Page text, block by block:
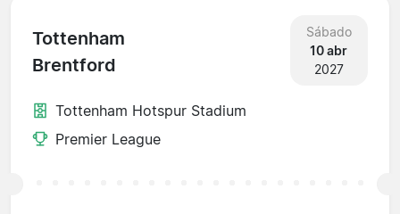
Tottenham
Brentford
Sábado
10 abr
2027
Tottenham Hotspur Stadium
Premier League